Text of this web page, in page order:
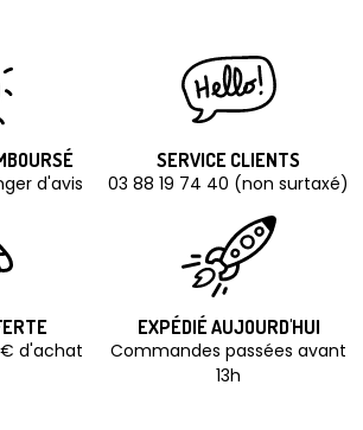
d'avis
SERVICE CLIENTS
03 88 19 74 40 (non surtaxé)
d'achat
EXPÉDIÉ AUJOURD'HUI
Commandes passées avant
13h